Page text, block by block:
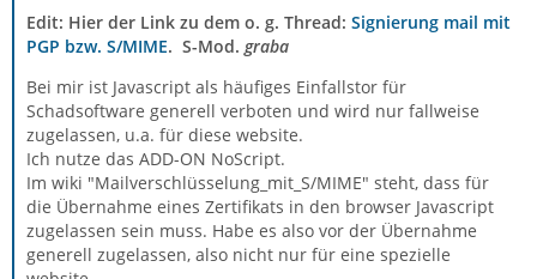
Edit: Hier der Link zu dem o. g. Thread: Signierung mail mit
PGP bzw. S/MIME. S-Mod. graba
Bei mir ist Javascript als häufiges Einfallstor für
Schadsoftware generell verboten und wird nur fallweise
zugelassen, u.a. für diese website.
Ich nutze das ADD-ON NoScript.
Im wiki "Mailverschlüsselung_mit_S/MIME" steht, dass für
die Übernahme eines Zertifikats in den browser Javascript
zugelassen sein muss. Habe es also vor der Übernahme
generell zugelassen, also nicht nur für eine spezielle